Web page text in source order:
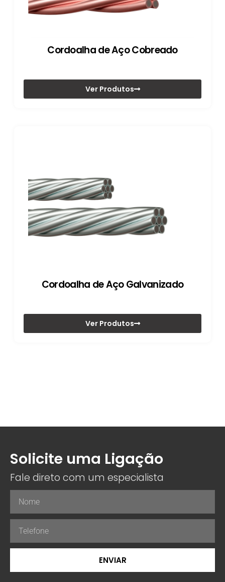
Cordoalha de Aço Cobreado
Ver Produtos
Cordoalha de Aço Galvanizado
Ver Produtos
Solicite uma Ligação
Fale direto com um especialista
ENVIAR